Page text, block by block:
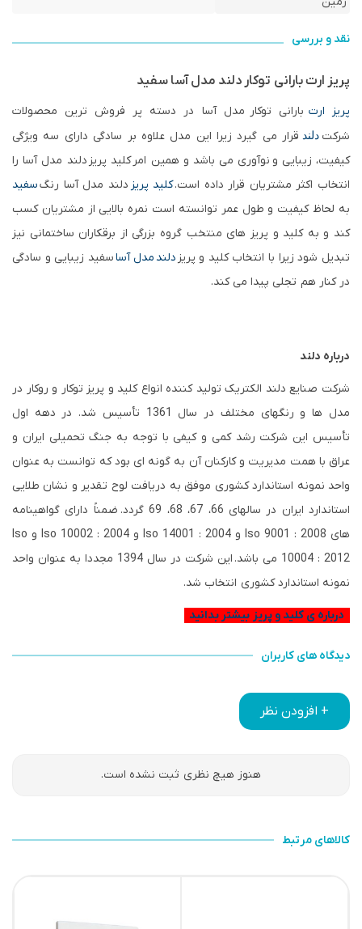
نقد و بررسی
پریز ارت بارانی توکار دلند مدل آسا سفید
پریز ارت بارانی توکار مدل آسا در دسته پر فروش ترین محصولات
شرکتدلند قرار می گیرد زیرا این مدل علاوه بر سادگی دارای سه ویژگی
کیفیت، زیبایی و نوآوری می باشد و همین امرکلید پریز دلند مدل آسا را
انتخاب اکثر مشتریان قرار داده است.کلید پریز دلند مدل آسا رنگسفید
به لحاظ کیفیت و طول عمر توانسته است نمره بالایی از مشتریان کسب
کند و به کلید و پریز های منتخب گروه بزرگی از برقکاران ساختمانی نیز
تبدیل شود زیرا با انتخاب کلید و پریز دلند مدل آساسفید زیبایی و سادگی
در کنار هم تجلی پیدا می کند.
درباره دلند
شرکت صنایع دلند الکتریک تولید کننده انواع کلید و پریز توکار و روکار در
مدل ها و رنگهای مختلف در سال 1361 تأسیس شد. در دهه اول
تأسیس این شرکت رشد کمی و کیفی با توجه به جنگ تحمیلی ایران و
عراق با همت مدیریت و کارکنان آن به گونه ای بود که توانست به عنوان
واحد نمونه استاندارد کشوری موفق به دریافت لوح تقدیر و نشان طلایی
استاندارد ایران در سالهای 66، 67، 68، 69 گردد.
ضمناً دارای گواهینامه
های Iso 9001 : 2008 و Iso 14001 : 2004 و Iso 10002 : 2004 و Iso
10004 : 2012 می باشد.
این شرکت در سال 1394 مجددا به عنوان واحد
نمونه استاندارد کشوری انتخاب شد.
درباره ی کلید و پریز بیشتر بدانید
دیدگاه های کاربران
+ افزودن نظر
هنوز هیچ نظری ثبت نشده است.
کالاهای مرتبط